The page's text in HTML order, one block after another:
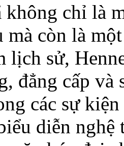
không chỉ là
mà còn là
lịch sử,
đẳng cấp
các sự
diễn nghệ